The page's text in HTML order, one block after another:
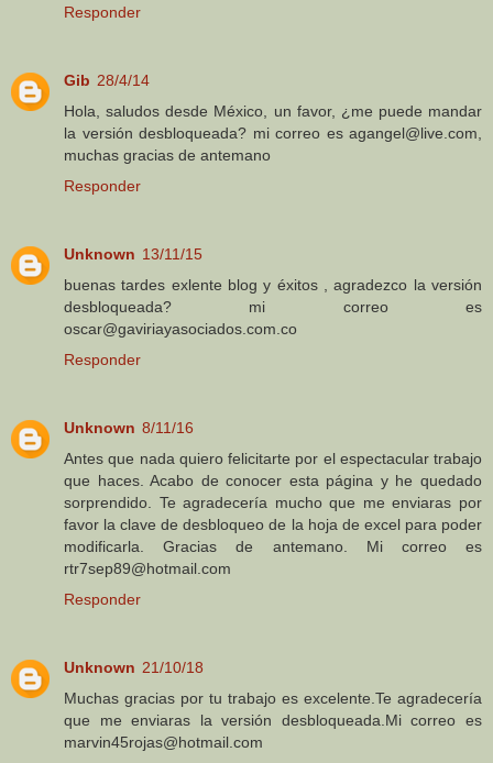
Responder
Gib 28/4/14
Hola, saludos desde México, un favor, ¿me puede mandar
la versión desbloqueada? mi correo es agangel@live.com,
muchas gracias de antemano
Responder
Unknown 13/11/15
buenas tardes exlente blog y éxitos , agradezco la versión
desbloqueada? mi correo es
oscar@gaviriayasociados.com.co
Responder
Unknown 8/11/16
Antes que nada quiero felicitarte por el espectacular trabajo
que haces. Acabo de conocer esta página y he quedado
sorprendido. Te agradecería mucho que me enviaras por
favor la clave de desbloqueo de la hoja de excel para poder
modificarla. Gracias de antemano. Mi correo es
rtr7sep89@hotmail.com
Responder
Unknown 21/10/18
Muchas gracias por tu trabajo es excelente.Te agradecería
que me enviaras la versión desbloqueada.Mi correo es
marvin45rojas@hotmail.com